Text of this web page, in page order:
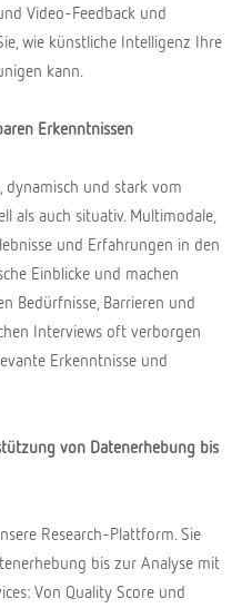
Video-Feedback und
wie künstliche Intelligenz Ihre
kann.
Erkenntnissen
dynamisch und stark vom
als auch situativ. Multimodale,
und Erfahrungen in den
Einblicke und machen
Bedürfnisse, Barrieren und
Interviews oft verborgen
Erkenntnisse und
von Datenerhebung bis
Research-Plattform. Sie
bis zur Analyse mit
Von Quality Score und